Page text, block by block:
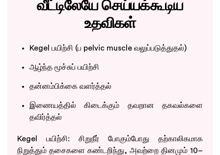
வீட்டிலேயே செய்யக்கூடிய
உதவிகள்
Kegel பயிற்சி (ப pelvic muscle வலுப்படுத்துதல்)
ஆழ்ந்த மூச்சுப் பயிற்சி
தன்னம்பிக்கை வளர்த்தல்
இணையத்தில் கிடைக்கும் தவறான தகவல்களை
தவிர்த்தல்
Kegel பயிற்சி: சிறுநீர் போகும்போது தற்காலிகமாக
நிறுத்தும் தசைகளை கண்டறிந்து, அவற்றை தினமும் 10–